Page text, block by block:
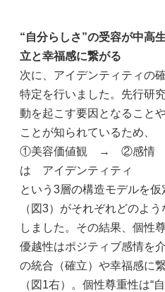
“自分らしさ”の受容が中高
立と幸福感に繋がる
次に、アイデンティティの
特定を行いました。先行研
動を起こす要因となること
ことが知られているため、
①美容価値観 → ②感情
は アイデンティティ
という3層の構造モデルを
（図3）がそれぞれどのよ
しました。その結果、個性
優越性はポジティブ感情を
の統合（確立）や幸福感に
（図1右）。個性尊重性は“